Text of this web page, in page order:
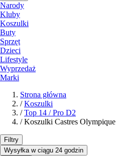
Narody
Kluby
Koszulki
Buty
Sprzęt
Dzieci
Lifestyle
Wyprzedaż
Marki
Strona główna
/ Koszulki
/ Top 14 / Pro D2
/ Koszulki Castres Olympique
Filtry
Wysyłka w ciągu 24 godzin